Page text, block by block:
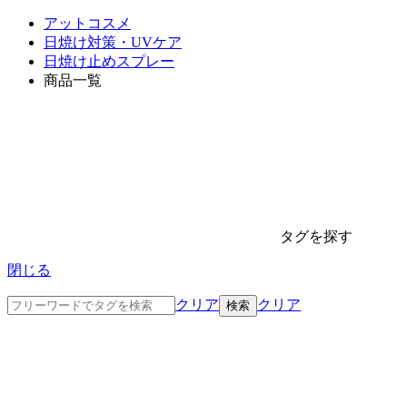
アットコスメ
日焼け対策・UVケア
日焼け止めスプレー
商品一覧
タグを探す
閉じる
クリア クリア